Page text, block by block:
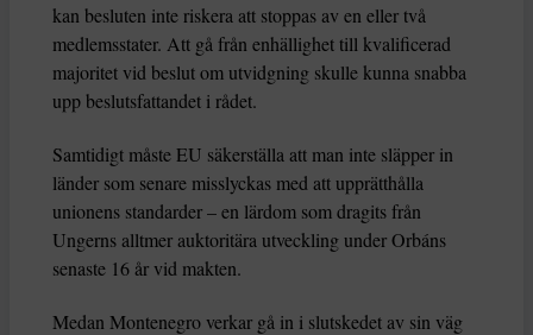
kan besluten inte riskera att stoppas av en eller två
medlemsstater. Att gå från enhällighet till kvalificerad
majoritet vid beslut om utvidgning skulle kunna snabba
upp beslutsfattandet i rådet.
Samtidigt måste EU säkerställa att man inte släpper in
länder som senare misslyckas med att upprätthålla
unionens standarder – en lärdom som dragits från
Ungerns alltmer auktoritära utveckling under Orbáns
senaste 16 år vid makten.
Medan Montenegro verkar gå in i slutskedet av sin väg